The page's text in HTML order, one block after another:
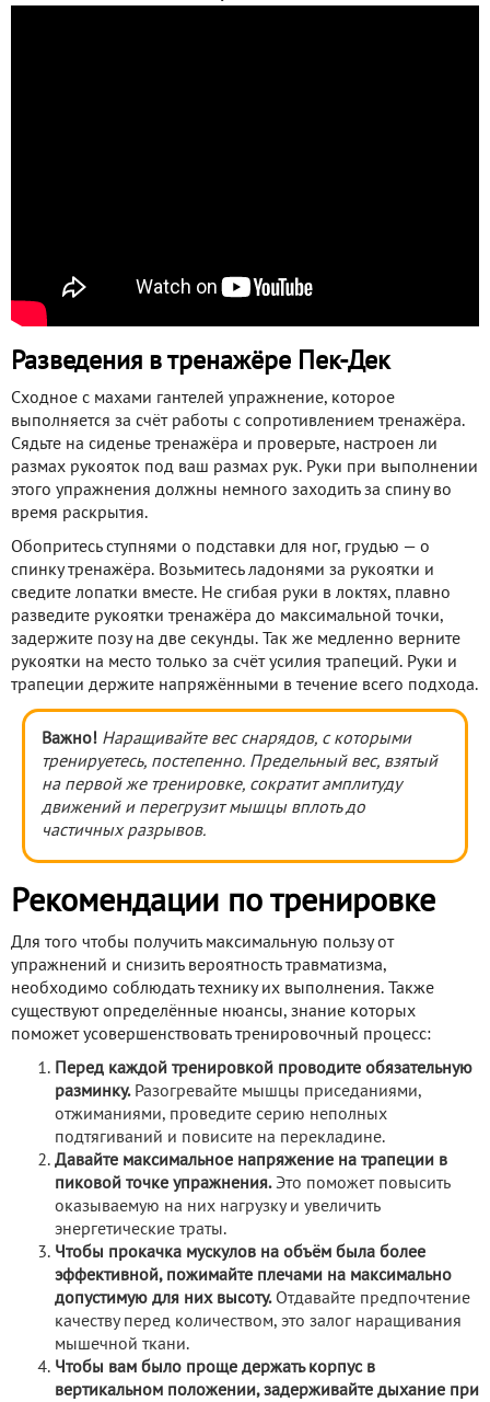
Разведения в тренажёре Пек-Дек
Сходное с махами гантелей упражнение, которое
выполняется за счёт работы с сопротивлением тренажёра.
Сядьте на сиденье тренажёра и проверьте, настроен ли
размах рукояток под ваш размах рук. Руки при выполнении
этого упражнения должны немного заходить за спину во
время раскрытия.
Обопритесь ступнями о подставки для ног, грудью — о
спинку тренажёра. Возьмитесь ладонями за рукоятки и
сведите лопатки вместе. Не сгибая руки в локтях, плавно
разведите рукоятки тренажёра до максимальной точки,
задержите позу на две секунды. Так же медленно верните
рукоятки на место только за счёт усилия трапеций. Руки и
трапеции держите напряжёнными в течение всего подхода.
Важно! Наращивайте вес снарядов, с которыми
тренируетесь, постепенно. Предельный вес, взятый
на первой же тренировке, сократит амплитуду
движений и перегрузит мышцы вплоть до
частичных разрывов.
Рекомендации по тренировке
Для того чтобы получить максимальную пользу от
упражнений и снизить вероятность травматизма,
необходимо соблюдать технику их выполнения. Также
существуют определённые нюансы, знание которых
поможет усовершенствовать тренировочный процесс:
Перед каждой тренировкой проводите обязательную
разминку.Разогревайте мышцы приседаниями,
отжиманиями, проведите серию неполных
подтягиваний и повисите на перекладине.
Давайте максимальное напряжение на трапеции в
пиковой точке упражнения.Это поможет повысить
оказываемую на них нагрузку и увеличить
энергетические траты.
Чтобы прокачка мускулов на объём была более
эффективной, пожимайте плечами на максимально
допустимую для них высоту.Отдавайте предпочтение
качеству перед количеством, это залог наращивания
мышечной ткани.
Чтобы вам было проще держать корпус в
вертикальном положении, задерживайте дыхание при